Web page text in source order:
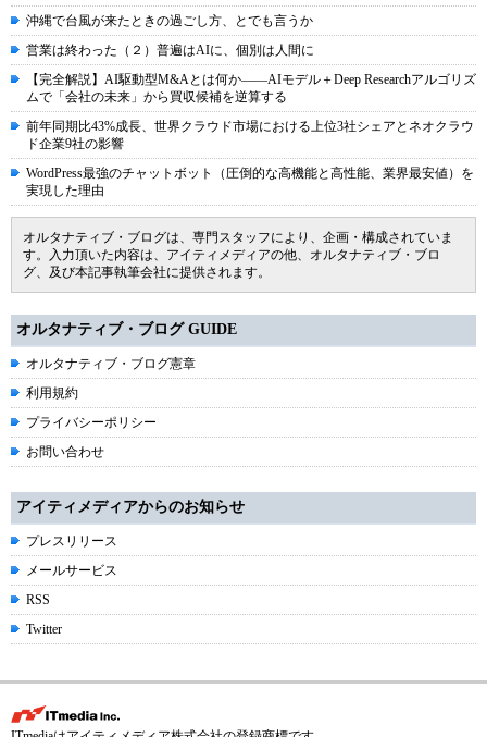
沖縄で台風が来たときの過ごし方、とでも言うか
営業は終わった（２）普遍はAIに、個別は人間に
【完全解説】AI駆動型M&Aとは何か――AIモデル＋Deep Researchアルゴリズ
ムで「会社の未来」から買収候補を逆算する
前年同期比43%成長、世界クラウド市場における上位3社シェアとネオクラウ
ド企業9社の影響
WordPress最強のチャットボット（圧倒的な高機能と高性能、業界最安値）を
実現した理由
オルタナティブ・ブログは、専門スタッフにより、企画・構成されていま
す。入力頂いた内容は、アイティメディアの他、オルタナティブ・ブロ
グ、及び本記事執筆会社に提供されます。
オルタナティブ・ブログ GUIDE
オルタナティブ・ブログ憲章
利用規約
プライバシーポリシー
お問い合わせ
アイティメディアからのお知らせ
プレスリリース
メールサービス
RSS
Twitter